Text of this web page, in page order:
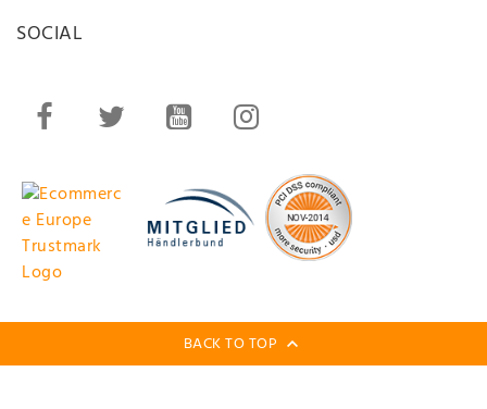
SOCIAL
BACK TO TOP